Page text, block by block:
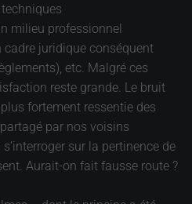
milieu professionnel
cadre juridique conséquent
etc. Malgré ces
reste grande. Le bruit
fortement ressentie des
par nos voisins
sur la pertinence de
Aurait-on fait fausse route ?